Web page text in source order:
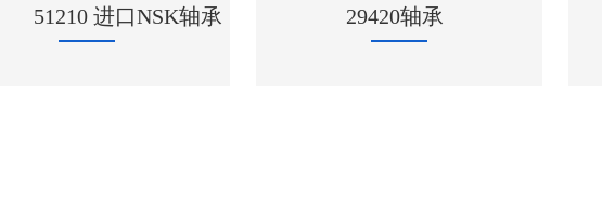
29420轴承
上海FAG轴承